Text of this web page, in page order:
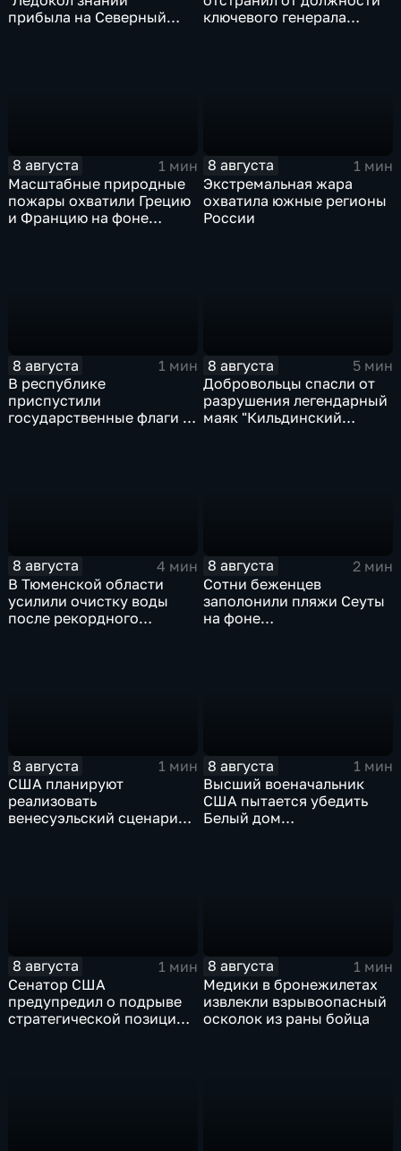
прибыла на Северный
ключевого генерала
8 августа
1 мин
Масштабные природные
пожары охватили Грецию
и Францию на фоне
8 августа
1 мин
Экстремальная жара
охватила южные регионы
России
8 августа
1 мин
В республике
приспустили
государственные флаги и
8 августа
5 мин
Добровольцы спасли от
разрушения легендарный
маяк "Кильдинский
8 августа
4 мин
В Тюменской области
усилили очистку воды
после рекордного
8 августа
2 мин
Сотни беженцев
заполонили пляжи Сеуты
на фоне
8 августа
1 мин
США планируют
реализовать
венесуэльский сценарий
8 августа
1 мин
Высший военачальник
США пытается убедить
Белый дом
8 августа
1 мин
Сенатор США
предупредил о подрыве
стратегической позиции
8 августа
1 мин
Медики в бронежилетах
извлекли взрывоопасный
осколок из раны бойца